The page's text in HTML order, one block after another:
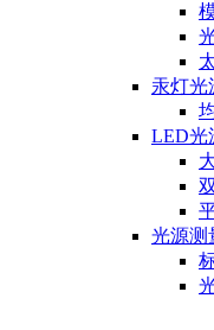
汞灯光
LED光
光源测